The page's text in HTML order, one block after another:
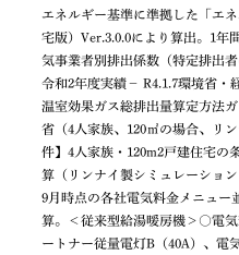
エネルギー基準に準拠した「エ
宅版）Ver.3.0.0により算出。1年
気事業者別排出係数（特定排出
令和2年度実績－ R4.1.7環境省・
温室効果ガス総排出量算定方法
省（4人家族、120㎡の場合、リ
件】4人家族・120m2戸建住宅の
算（リンナイ製シミュレーショ
9月時点の各社電気料金メニュー
算。＜従来型給湯暖房機＞○電
ートナー従量電灯B（40A）、電